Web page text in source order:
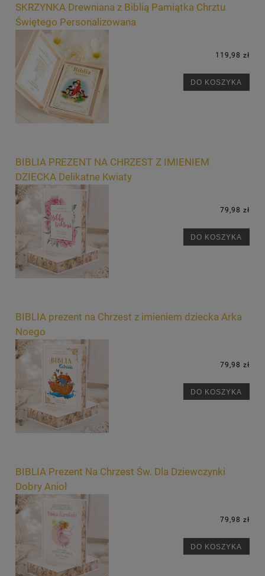
SKRZYNKA Drewniana z Biblią Pamiątka Chrztu
Świętego Personalizowana
119,98 zł
DO KOSZYKA
BIBLIA PREZENT NA CHRZEST Z IMIENIEM
DZIECKA Delikatne Kwiaty
79,98 zł
DO KOSZYKA
BIBLIA prezent na Chrzest z imieniem dziecka Arka
Noego
79,98 zł
DO KOSZYKA
BIBLIA Prezent Na Chrzest Św. Dla Dziewczynki
Dobry Anioł
79,98 zł
DO KOSZYKA